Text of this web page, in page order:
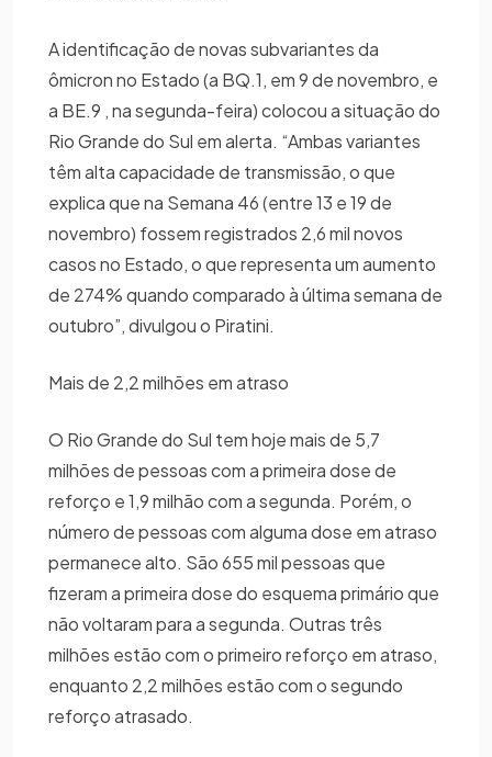
A identificação de novas subvariantes da
ômicron no Estado (a BQ.1, em 9 de novembro, e
a BE.9 , na segunda-feira) colocou a situação do
Rio Grande do Sul em alerta. “Ambas variantes
têm alta capacidade de transmissão, o que
explica que na Semana 46 (entre 13 e 19 de
novembro) fossem registrados 2,6 mil novos
casos no Estado, o que representa um aumento
de 274% quando comparado à última semana de
outubro”, divulgou o Piratini.
Mais de 2,2 milhões em atraso
O Rio Grande do Sul tem hoje mais de 5,7
milhões de pessoas com a primeira dose de
reforço e 1,9 milhão com a segunda. Porém, o
número de pessoas com alguma dose em atraso
permanece alto. São 655 mil pessoas que
fizeram a primeira dose do esquema primário que
não voltaram para a segunda. Outras três
milhões estão com o primeiro reforço em atraso,
enquanto 2,2 milhões estão com o segundo
reforço atrasado.